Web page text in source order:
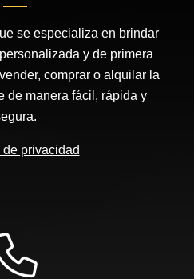
se especializa en brindar
y de primera
comprar o alquilar la
de manera fácil, rápida y
de privacidad